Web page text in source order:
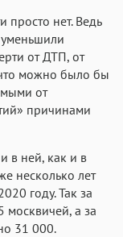
просто нет. Ведь
от ДТП, от
можно было бы
от
причинами
в ней, как и в
несколько лет
году. Так за
москвичей, а за
31 000.